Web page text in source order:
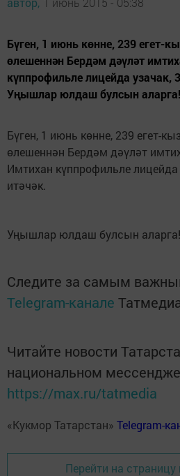
Бүген, 1 июнь көнне, 239 егет-
өлешеннән Бердәм дәүләт
күппрофильле лицейда узачак,
Уңышлар юлдаш булсын аларга!
Бүген, 1 июнь көнне, 239 егет-
өлешеннән Бердәм дәүләт
Имтихан күппрофильле
итәчәк.
Уңышлар юлдаш булсын аларга!
Следите за самым
Telegram-канале
Читайте новости
национальном
https://max.ru/tatmedia
«Кукмор Татарстан» Telegram-
Перейти на страницу